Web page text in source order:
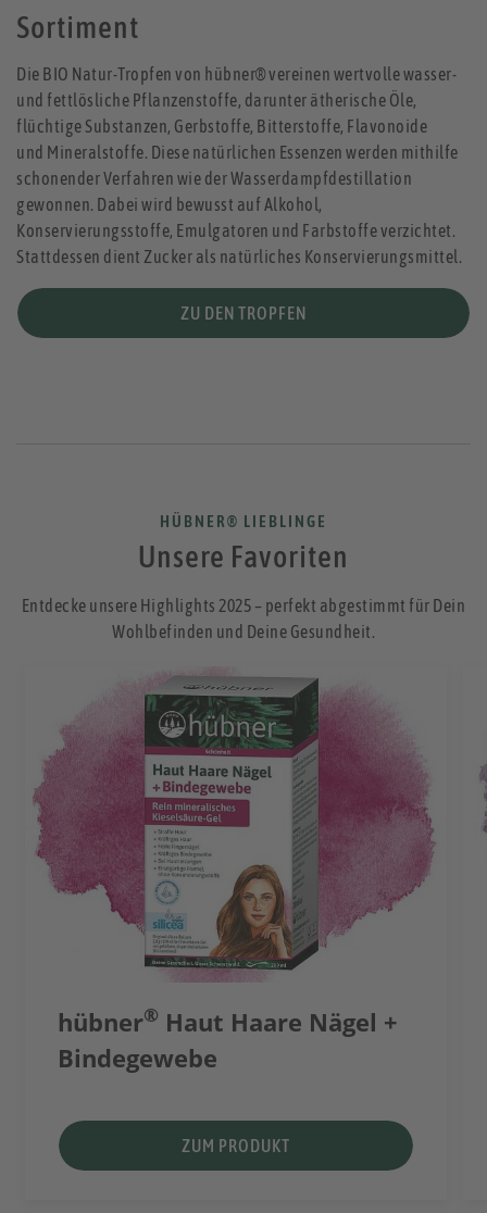
Sortiment
Die BIO Natur-Tropfen von hübner® vereinen wertvolle wasser-
und fettlösliche Pflanzenstoffe, darunter ätherische Öle,
flüchtige Substanzen, Gerbstoffe, Bitterstoffe, Flavonoide
und Mineralstoffe. Diese natürlichen Essenzen werden mithilfe
schonender Verfahren wie der Wasserdampfdestillation
gewonnen. Dabei wird bewusst auf Alkohol,
Konservierungsstoffe, Emulgatoren und Farbstoffe verzichtet.
Stattdessen dient Zucker als natürliches Konservierungsmittel.
ZU DEN TROPFEN
HÜBNER® LIEBLINGE
Unsere Favoriten
Entdecke unsere Highlights 2025 – perfekt abgestimmt für Dein
Wohlbefinden und Deine Gesundheit.
hübner® Haut Haare Nägel +
Bindegewebe
ZUM PRODUKT